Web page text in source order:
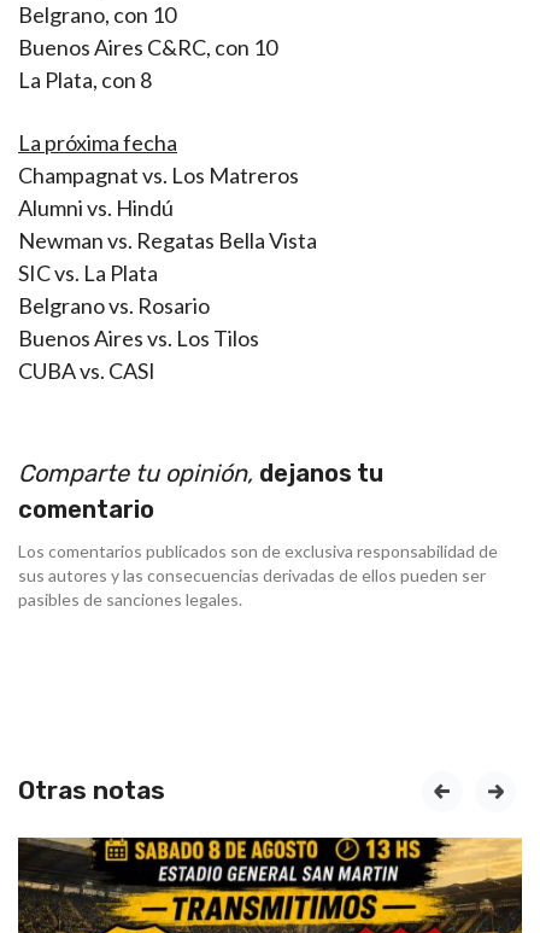
Belgrano, con 10
Buenos Aires C&RC, con 10
La Plata, con 8
La próxima fecha
Champagnat vs. Los Matreros
Alumni vs. Hindú
Newman vs. Regatas Bella Vista
SIC vs. La Plata
Belgrano vs. Rosario
Buenos Aires vs. Los Tilos
CUBA vs. CASI
Comparte tu opinión, dejanos tu
comentario
Los comentarios publicados son de exclusiva responsabilidad de
sus autores y las consecuencias derivadas de ellos pueden ser
pasibles de sanciones legales.
Otras notas prev next